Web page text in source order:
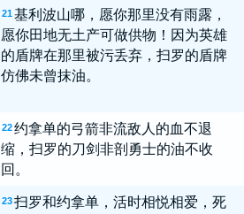
21 基利波山哪，愿你那里没有雨露，
愿你田地无土产可做供物！因为英雄
的盾牌在那里被污丢弃，扫罗的盾牌
仿佛未曾抹油。
22 约拿单的弓箭非流敌人的血不退
缩，扫罗的刀剑非剖勇士的油不收
回。
23 扫罗和约拿单，活时相悦相爱，死